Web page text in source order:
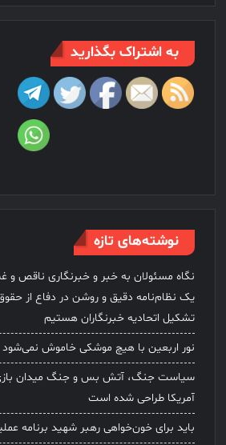
به اشتراک بگذارید
نوشته‌های تازه
نگاه مسئولان به خبر و خبرنگاری ناقص و
یک نظام‌نامه دقیق و روشن در دفاع از
تشکیل اتحادیه خبرنگاران هستیم
نور اربعین با هیچ موشکی خاموش نمی‌شود
سیاست جنگ، آتش بس و جنگ میدان
آمریکا طراحی شده است
باید برای خون‌خواهی رهبر شهید برنامه